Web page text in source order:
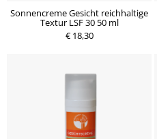
Sonnencreme Gesicht reichhaltige
Textur LSF 30 50 ml
€ 18,30